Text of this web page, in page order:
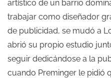
artístico de un barrio
trabajar como diseñador
de publicidad, se mudó a
abrió su propio estudio
seguir dedicándose a la
cuando Preminger le pidió